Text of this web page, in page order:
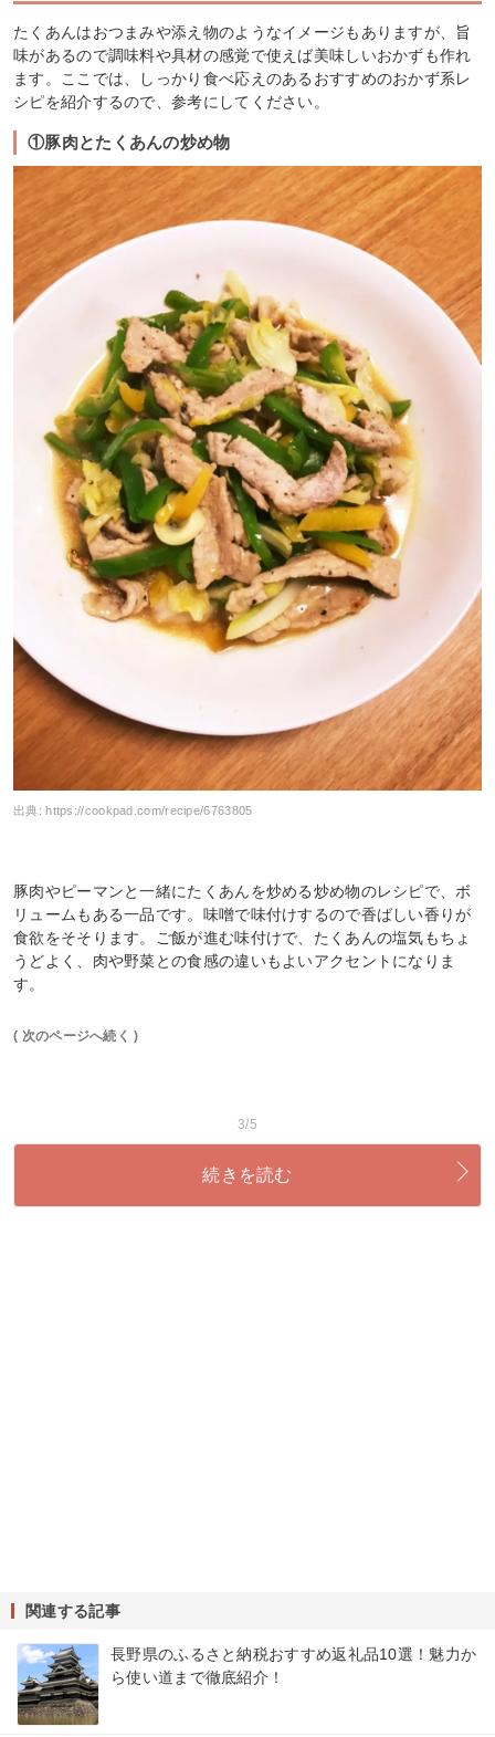
たくあんはおつまみや添え物のようなイメージもありますが、旨
味があるので調味料や具材の感覚で使えば美味しいおかずも作れ
ます。ここでは、しっかり食べ応えのあるおすすめのおかず系レ
シピを紹介するので、参考にしてください。
①豚肉とたくあんの炒め物
出典: https://cookpad.com/recipe/6763805
豚肉やピーマンと一緒にたくあんを炒める炒め物のレシピで、ボ
リュームもある一品です。味噌で味付けするので香ばしい香りが
食欲をそそります。ご飯が進む味付けで、たくあんの塩気もちょ
うどよく、肉や野菜との食感の違いもよいアクセントになりま
す。
( 次のページへ続く )
3/5
続きを読む
関連する記事
長野県のふるさと納税おすすめ返礼品10選！魅力か
ら使い道まで徹底紹介！